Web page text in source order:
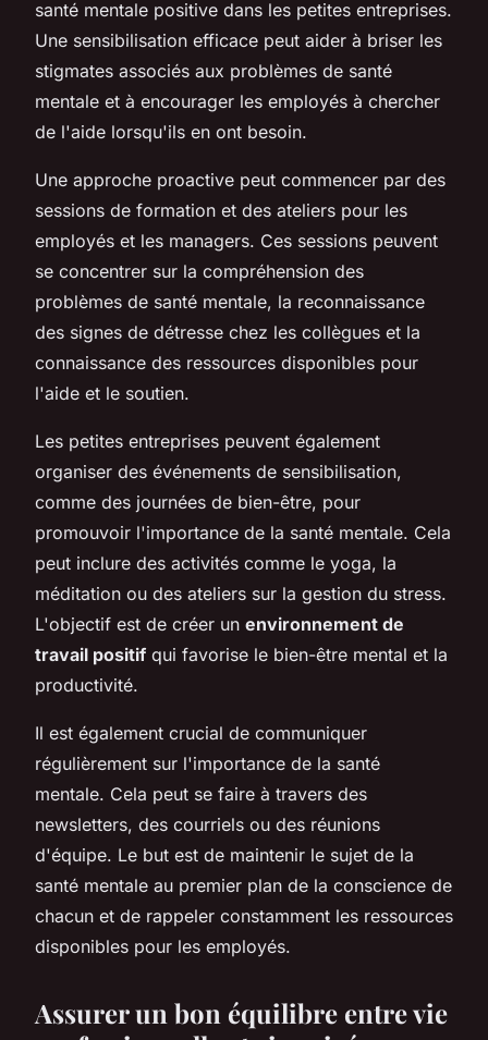
santé mentale positive dans les petites entreprises.
Une sensibilisation efficace peut aider à briser les
stigmates associés aux problèmes de santé
mentale et à encourager les employés à chercher
de l'aide lorsqu'ils en ont besoin.
Une approche proactive peut commencer par des
sessions de formation et des ateliers pour les
employés et les managers. Ces sessions peuvent
se concentrer sur la compréhension des
problèmes de santé mentale, la reconnaissance
des signes de détresse chez les collègues et la
connaissance des ressources disponibles pour
l'aide et le soutien.
Les petites entreprises peuvent également
organiser des événements de sensibilisation,
comme des journées de bien-être, pour
promouvoir l'importance de la santé mentale. Cela
peut inclure des activités comme le yoga, la
méditation ou des ateliers sur la gestion du stress.
L'objectif est de créer un environnement de
travail positif qui favorise le bien-être mental et la
productivité.
Il est également crucial de communiquer
régulièrement sur l'importance de la santé
mentale. Cela peut se faire à travers des
newsletters, des courriels ou des réunions
d'équipe. Le but est de maintenir le sujet de la
santé mentale au premier plan de la conscience de
chacun et de rappeler constamment les ressources
disponibles pour les employés.
Assurer un bon équilibre entre vie